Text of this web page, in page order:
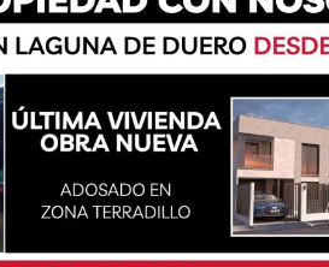
acerca de los viajes
en el mundo del arte. No
el precio del vestido de
escolar del centro para